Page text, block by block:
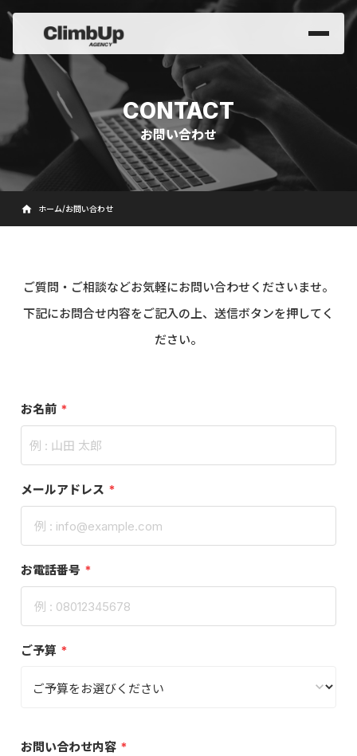
CONTACT
お問い合わせ
home ホーム/お問い合わせ
ご質問・ご相談などお気軽にお問い合わせくださいませ。
下記にお問合せ内容をご記入の上、送信ボタンを押してく
ださい。
お名前 *
メールアドレス *
お電話番号 *
ご予算 *
keyboard_arrow_down
お問い合わせ内容 *